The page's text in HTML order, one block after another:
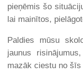
pieņēmis šo
lai mainītos,
Paldies mūsu
jaunus
mazāk ciestu no